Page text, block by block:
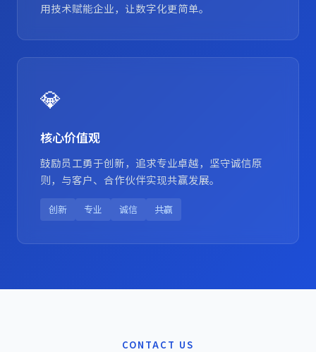
用技术赋能企业，让数字化更简单。
💎
核心价值观
鼓励员工勇于创新，追求专业卓越，坚守诚信原
则，与客户、合作伙伴实现共赢发展。
创新 专业 诚信 共赢
CONTACT US